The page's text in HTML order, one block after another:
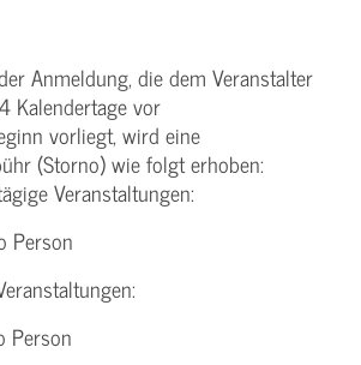
Anmeldung, die dem Veranstalter
Kalendertage vor
vorliegt, wird eine
(Storno) wie folgt erhoben:
Veranstaltungen: